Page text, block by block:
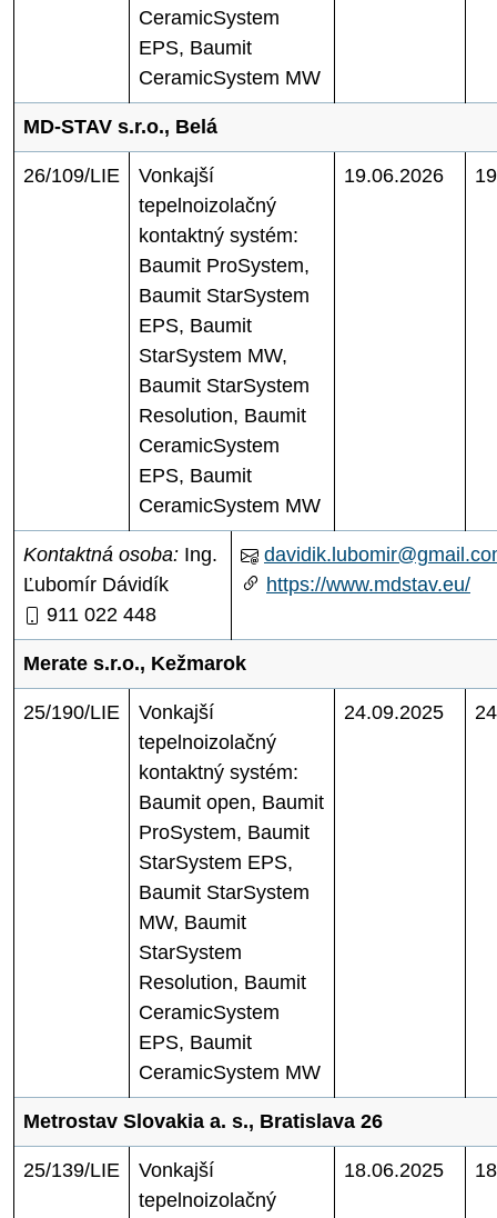
CeramicSystem
EPS, Baumit
CeramicSystem MW
MD-STAV s.r.o., Belá
26/109/LIE
Vonkajší
tepelnoizolačný
kontaktný systém:
Baumit ProSystem,
Baumit StarSystem
EPS, Baumit
StarSystem MW,
Baumit StarSystem
Resolution, Baumit
CeramicSystem
EPS, Baumit
CeramicSystem MW
19.06.2026
Kontaktná osoba: Ing.
Ľubomír Dávidík
911 022 448
https://www.mdstav.eu/
Merate s.r.o., Kežmarok
25/190/LIE
Vonkajší
tepelnoizolačný
kontaktný systém:
Baumit open, Baumit
ProSystem, Baumit
StarSystem EPS,
Baumit StarSystem
MW, Baumit
StarSystem
Resolution, Baumit
CeramicSystem
EPS, Baumit
CeramicSystem MW
24.09.2025
Metrostav Slovakia a. s., Bratislava 26
25/139/LIE
Vonkajší
tepelnoizolačný
18.06.2025